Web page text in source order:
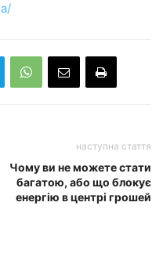
наступна стаття
Чому ви не можете стати
багатою, або що блокує
енергію в центрі грошей